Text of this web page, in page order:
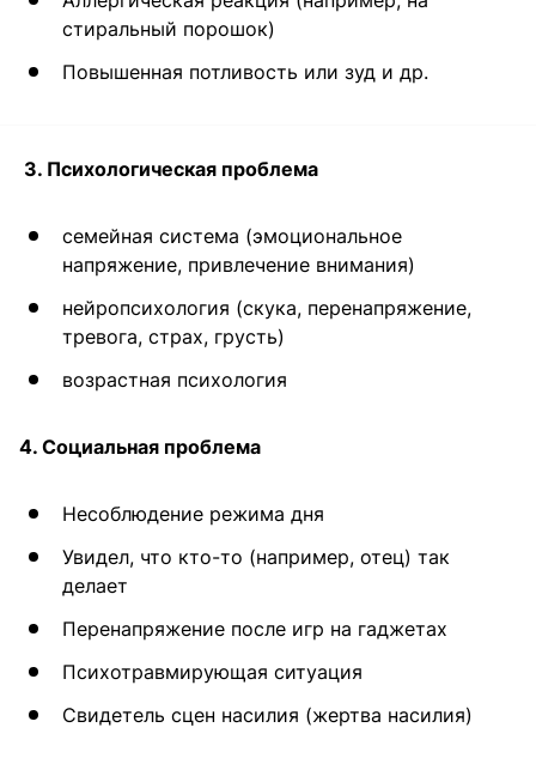
стиральный порошок)
Повышенная потливость или зуд и др.
3. Психологическая проблема
семейная система (эмоциональное
напряжение, привлечение внимания)
нейропсихология (скука, перенапряжение,
тревога, страх, грусть)
возрастная психология
4. Социальная проблема
Несоблюдение режима дня
Увидел, что кто-то (например, отец) так
делает
Перенапряжение после игр на гаджетах
Психотравмирующая ситуация
Свидетель сцен насилия (жертва насилия)